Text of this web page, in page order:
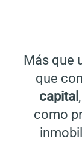
Más que
que
capital
como